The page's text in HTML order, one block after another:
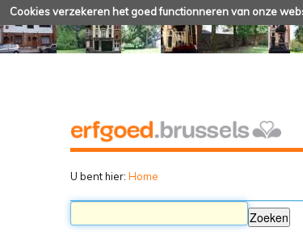
Cookies verzekeren het goed functionneren van onze
U bent hier: Home